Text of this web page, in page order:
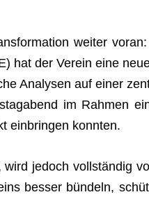
wei­ter
hat der Ver­ein eine
Ana­ly­sen auf einer
im Rah­men
ein­brin­gen konnten.
jedoch voll­stän­dig
bes­ser bün­deln,